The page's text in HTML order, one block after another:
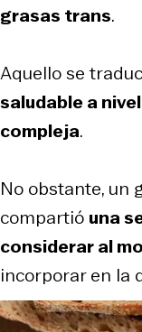
grasas trans.
Aquello se
saludable a
compleja.
No obstante, un
compartió una
considerar al
incorporar en la